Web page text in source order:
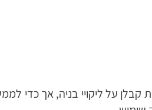
3 שנים. בתקופה זו קיימת אחריות קבלן על ליקויי בניה, אך